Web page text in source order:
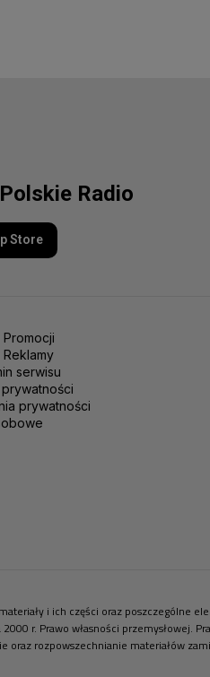
Radio
Store
serwisu
prywatności
i ich części oraz
r. Prawo własności
rozpowszechnianie materiałów